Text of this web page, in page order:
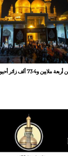
العتبة الكاظمية: أكثر